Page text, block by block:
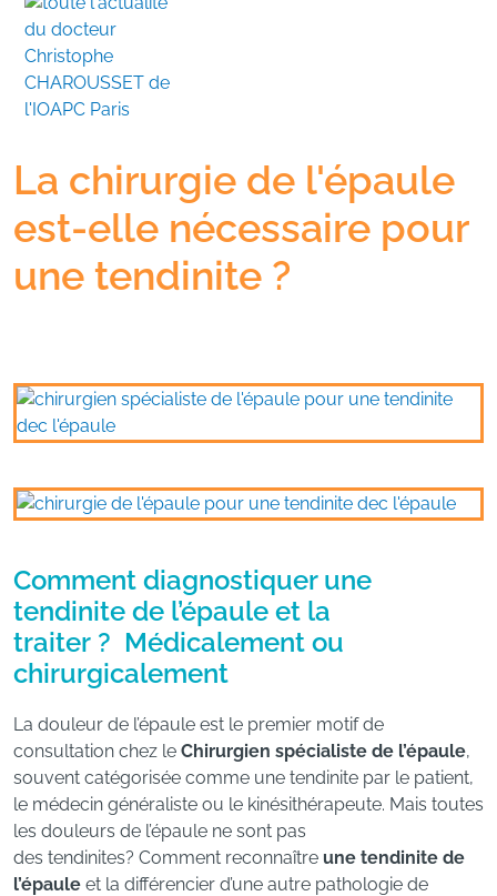
La chirurgie de l'épaule
est-elle nécessaire pour
une tendinite ?
Comment diagnostiquer une
tendinite de l’épaule et la
traiter ? Médicalement ou
chirurgicalement
La douleur de l’épaule est le premier motif de
consultation chez le Chirurgien spécialiste de l’épaule,
souvent catégorisée comme une tendinite par le patient,
le médecin généraliste ou le kinésithérapeute. Mais toutes
les douleurs de l’épaule ne sont pas
des tendinites? Comment reconnaître une tendinite de
l’épaule et la différencier d’une autre pathologie de